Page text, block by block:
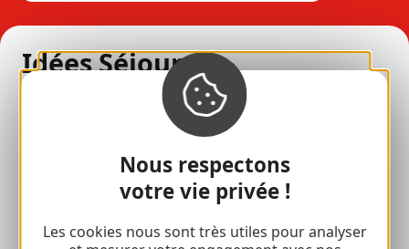
Nous respectons
votre vie privée !
Les cookies nous sont très utiles pour analyser
Idées Séjours
Tous nos hébergements
Séjours bien-être